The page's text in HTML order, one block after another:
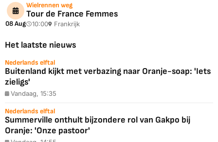
08 Aug
Wielrennen weg
Tour de France Femmes
10:00 Frankrijk
Het laatste nieuws
Nederlands elftal
Buitenland kijkt met verbazing naar Oranje-soap: 'Iets
zieligs'
Vandaag, 15:35
Nederlands elftal
Summerville onthult bijzondere rol van Gakpo bij
Oranje: 'Onze pastoor'